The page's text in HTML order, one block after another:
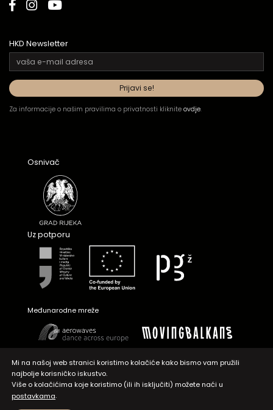
HKD Newsletter
Za informacije o našim pravilima o privatnosti kliknite ovdje.
Osnivač
Uz potporu
Međunarodne mreže
Mi na našoj web stranici koristimo kolačiće kako bismo vam pružili
najbolje korisničko iskustvo.
Više o kolačićima koje koristimo (ili ih isključiti) možete naći u
postavkama.